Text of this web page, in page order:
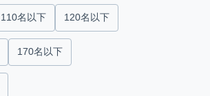
110名以下 120名以下
170名以下